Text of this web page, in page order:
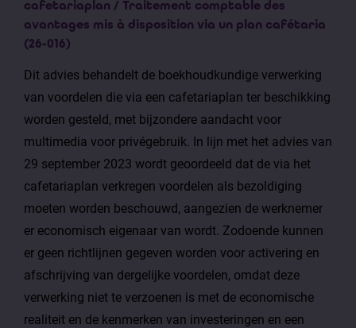
cafetariaplan / Traitement comptable des
avantages mis à disposition via un plan cafétaria
(26-016)
Dit advies behandelt de boekhoudkundige verwerking
van voordelen die via een cafetariaplan ter beschikking
worden gesteld, met bijzondere aandacht voor
multimedia voor privégebruik. In lijn met het advies van
29 september 2023 wordt geoordeeld dat de via het
cafetariaplan verkregen voordelen als bezoldiging
moeten worden beschouwd, aangezien de werknemer
er economisch eigenaar van wordt. Zodoende kunnen
er geen richtlijnen gegeven worden voor activering en
afschrijving van dergelijke voordelen, omdat deze
verwerking niet te verzoenen is met de economische
realiteit en de kenmerken van investeringen en een